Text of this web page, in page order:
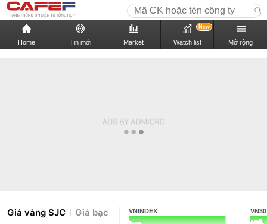
Home Tin mới Market Watch list
New
Mở rộng
Giá vàng SJC Giá bạc VNINDEX VN30